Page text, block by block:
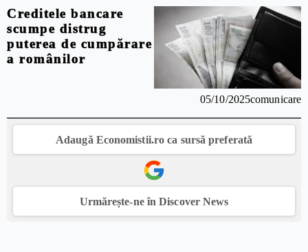
Creditele bancare
scumpe distrug
puterea de cumpărare
a românilor
05/10/2025comunicare
Adaugă Economistii.ro ca sursă preferată
Urmărește-ne în Discover News